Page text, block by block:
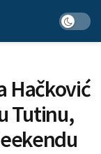
Hačković
Tutinu,